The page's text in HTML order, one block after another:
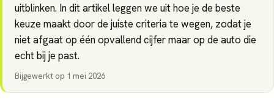
uitblinken. In dit artikel leggen we uit hoe je de beste
keuze maakt door de juiste criteria te wegen, zodat je
niet afgaat op één opvallend cijfer maar op de auto die
echt bij je past.
Bijgewerkt op 1 mei 2026